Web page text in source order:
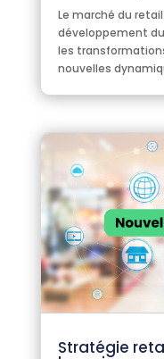
Le marché du
développement
les
nouvelles
Stratégie